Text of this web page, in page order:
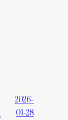
2026-
01-28